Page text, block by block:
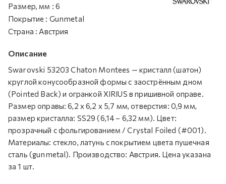
Размер, мм : 6
Покрытие : Gunmetal
Страна : Австрия
Описание
Swarovski 53203 Chaton Montees — кристалл (шатон)
круглой конусообразной формы с заострённым дном
(Pointed Back) и огранкой XIRIUS в пришивной оправе.
Размер оправы: 6,2 х 6,2 х 5,7 мм, отверстия: 0,9 мм,
размер кристалла: SS29 (6,14 – 6,32 мм). Цвет:
прозрачный с фольгированием / Crystal Foiled (#001).
Материалы: стекло, латунь с покрытием цвета пушечная
сталь (gunmetal). Производство: Австрия. Цена указана
за 1 шт.